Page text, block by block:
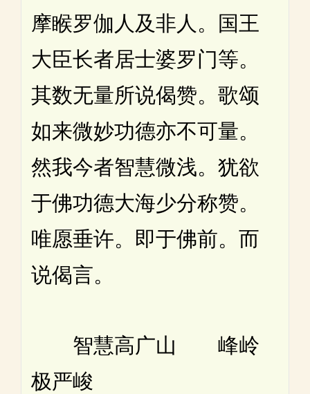
摩睺罗伽人及非人。国王
大臣长者居士婆罗门等。
其数无量所说偈赞。歌颂
如来微妙功德亦不可量。
然我今者智慧微浅。犹欲
于佛功德大海少分称赞。
唯愿垂许。即于佛前。而
说偈言。
智慧高广山 峰岭
极严峻